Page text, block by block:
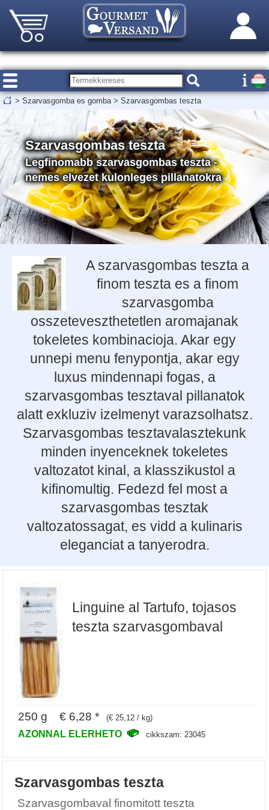
> Szarvasgomba es gomba > Szarvasgombas teszta
Szarvasgombas teszta
Legfinomabb szarvasgombas teszta -
nemes elvezet kulonleges pillanatokra
A szarvasgombas teszta a
finom teszta es a finom
szarvasgomba
osszeteveszthetetlen aromajanak
tokeletes kombinacioja. Akar egy
unnepi menu fenypontja, akar egy
luxus mindennapi fogas, a
szarvasgombas tesztaval pillanatok
alatt exkluziv izelmenyt varazsolhatsz.
Szarvasgombas tesztavalasztekunk
minden inyenceknek tokeletes
valtozatot kinal, a klasszikustol a
kifinomultig. Fedezd fel most a
szarvasgombas tesztak
valtozatossagat, es vidd a kulinaris
eleganciat a tanyerodra.
Linguine al Tartufo, tojasos
teszta szarvasgombaval
250 g € 6,28 * (€ 25,12 / kg)
AZONNAL ELERHETO cikkszam: 23045
Szarvasgombas teszta
Szarvasgombaval finomitott teszta